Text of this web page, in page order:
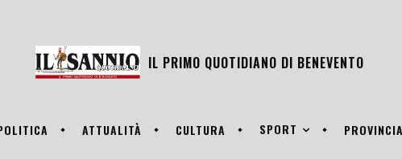
IL PRIMO QUOTIDIANO DI BENEVENTO
ATTUALITÀ CULTURA SPORT PROVINCIA